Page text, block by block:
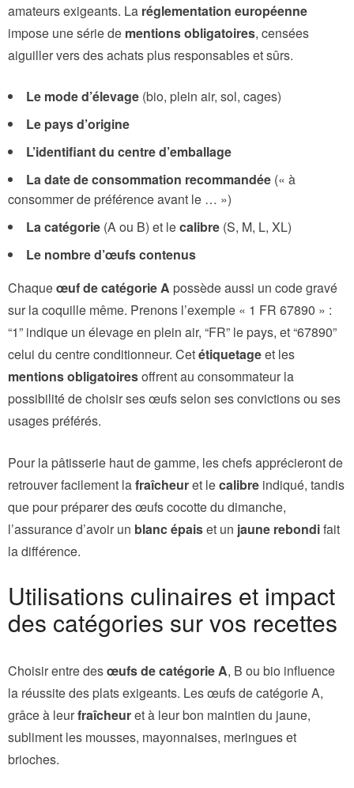
amateurs exigeants. La réglementation européenne
impose une série de mentions obligatoires, censées
aiguiller vers des achats plus responsables et sûrs.
Le mode d’élevage (bio, plein air, sol, cages)
Le pays d’origine
L’identifiant du centre d’emballage
La date de consommation recommandée (« à
consommer de préférence avant le … »)
La catégorie (A ou B) et lecalibre (S, M, L, XL)
Le nombre d’œufs contenus
Chaqueœuf de catégorie A possède aussi un code gravé
sur la coquille même. Prenons l’exemple « 1 FR 67890 » :
“1” indique un élevage en plein air, “FR” le pays, et “67890”
celui du centre conditionneur. Cetétiquetageet les
mentions obligatoiresoffrent au consommateur la
possibilité de choisir ses œufs selon ses convictions ou ses
usages préférés.
Pour la pâtisserie haut de gamme, les chefs apprécieront de
retrouver facilement lafraîcheuret lecalibre indiqué, tandis
que pour préparer des œufs cocotte du dimanche,
l’assurance d’avoir un blanc épaiset un jaune rebondifait
la différence.
Utilisations culinaires et impact
des catégories sur vos recettes
Choisir entre desœufs de catégorie A, B ou bio influence
la réussite des plats exigeants. Les œufs de catégorie A,
grâce à leurfraîcheuret à leur bon maintien du jaune,
subliment les mousses, mayonnaises, meringues et
brioches.